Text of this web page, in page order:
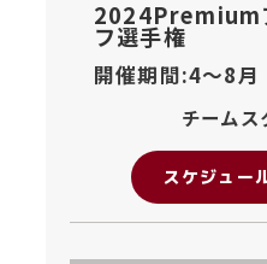
2024Premium
フ選手権
開催期間:4〜8月
チームス
スケジュー